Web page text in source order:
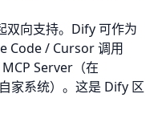
双向支持。Dify 可作为
Code / Cursor 调用
Server（在
家系统）。这是 Dify 区